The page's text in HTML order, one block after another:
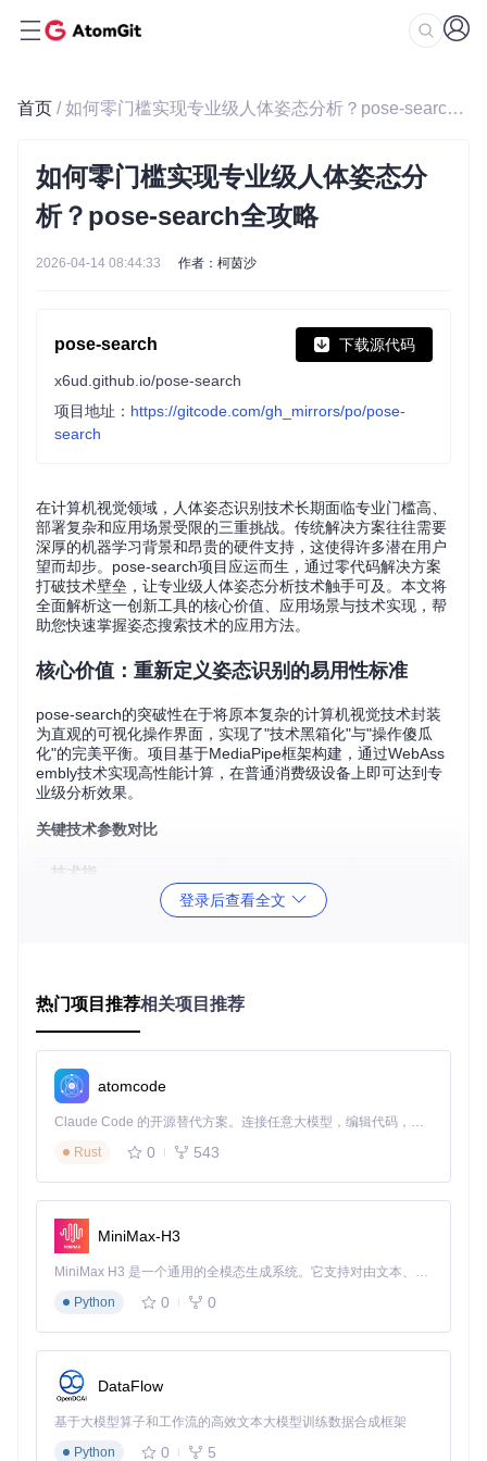
首页 / 如何零门槛实现专业级人体姿态分析？pose-search全攻略
如何零门槛实现专业级人体姿态分
析？pose-search全攻略
2026-04-14 08:44:33 作者：柯茵沙
pose-search 下载源代码
x6ud.github.io/pose-search
项目地址： https://gitcode.com/gh_mirrors/po/pose-
search
在计算机视觉领域，人体姿态识别技术长期面临专业门槛高、
部署复杂和应用场景受限的三重挑战。传统解决方案往往需要
深厚的机器学习背景和昂贵的硬件支持，这使得许多潜在用户
望而却步。pose-search项目应运而生，通过零代码解决方案
打破技术壁垒，让专业级人体姿态分析技术触手可及。本文将
全面解析这一创新工具的核心价值、应用场景与技术实现，帮
助您快速掌握姿态搜索技术的应用方法。
核心价值：重新定义姿态识别的易用性标准
pose-search的突破性在于将原本复杂的计算机视觉技术封装
为直观的可视化操作界面，实现了"技术黑箱化"与"操作傻瓜
化"的完美平衡。项目基于MediaPipe框架构建，通过WebAss
embly技术实现高性能计算，在普通消费级设备上即可达到专
业级分析效果。
关键技术参数对比
技术指
pose-search 传统解决方案
最小硬
件配置
4核CPU+集
成显卡
8核CPU+独立
GPU
迟
<100ms 300-500ms
部署复
杂度
环境+模型训练
也能使用
浏览器
支持Chrome/
图：pose-search的Editor界面展示，左侧为原始图像，中间为
关键点识别结果，右侧为骨架模型与元数据管理区域
场景应用：从专业领域到大众需求的全面覆盖
体育训练：动作标准化分析系统
行业痛点
：传统体育训练依赖教练主观观察，难以量化动作细
解决方案：通过src/Search/impl/
登录后查看全文
热门项目推荐相关项目推荐
atomcode
Claude Code 的开源替代方案。连接任意大模型，编辑代码，运行命令，自动验证 — 全自动执行。用 Rust 构建，极致性能。 ｜ An open-source alternative to Claude Code. Connect any LLM, edit code, run commands, and verify changes — autonomously. Built in Rust for speed. Get Started
Rust
0 543
MiniMax-H3
MiniMax H3 是一个通用的全模态生成系统。它支持对由文本、图像、视频和音频组成的多模态上下文进行统一理解，并能生成分辨率高达 2K、时长可达 15 秒的带原生立体声音频的视频。得益于面向任务泛化的系统设计，H3 在预训练阶段就已具备广泛的多模态上下文理解与生成能力，能够出色地执行复杂的多模态指令。
Python
0 0
DataFlow
基于大模型算子和工作流的高效文本大模型训练数据合成框架
Python
0 5